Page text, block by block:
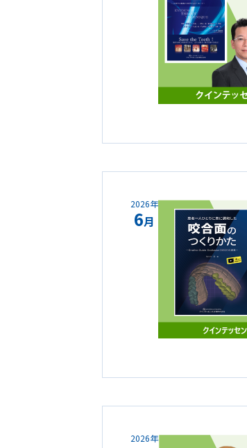
2026年
6月
2026年